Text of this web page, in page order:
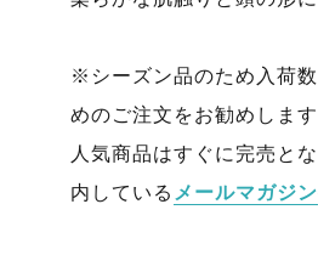
※シーズン品のため入荷
めのご注文をお勧めします
人気商品はすぐに完売と
内している メールマガジン